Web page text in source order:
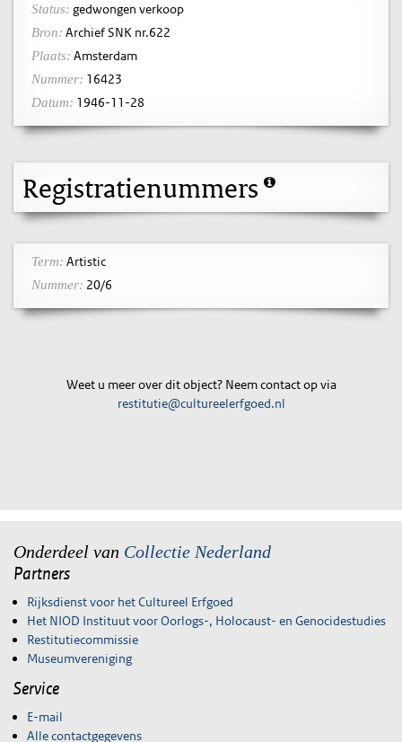
Status: gedwongen verkoop
Bron: Archief SNK nr.622
Plaats: Amsterdam
Nummer: 16423
Datum: 1946-11-28
Registratienummers
Term: Artistic
Nummer: 20/6
Weet u meer over dit object? Neem contact op via
restitutie@cultureelerfgoed.nl
Onderdeel van Collectie Nederland
Partners
Rijksdienst voor het Cultureel Erfgoed
Het NIOD Instituut voor Oorlogs-, Holocaust- en Genocidestudies
Restitutiecommissie
Museumvereniging
Service
E-mail
Alle contactgegevens